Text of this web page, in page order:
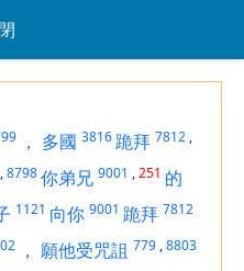
， 多國 3816跪拜 7812 ,
,8798你弟兄 9001 ,251 的
1121 向你 9001 跪拜 7812
， 願他受咒詛 779 ,8803